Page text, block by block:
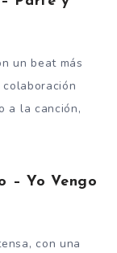
un beat más
a la canción,
– Yo Vengo
con una